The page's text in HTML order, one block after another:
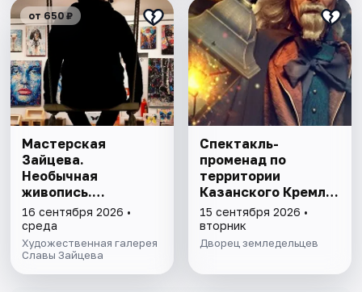
от 650 ₽
Мастерская
Зайцева.
Необычная
живопись.
Необычная графика
16 сентября 2026 •
среда
Художественная галерея
Славы Зайцева
Спектакль-
променад по
территории
Казанского Кремля
с фонарщиком
Фаролеро
15 сентября 2026 •
вторник
Дворец земледельцев